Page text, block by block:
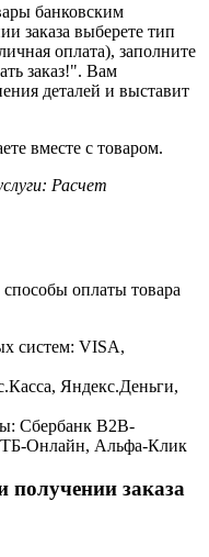
банковским
заказа выберете тип
оплата), заполните
заказ!". Вам
деталей и выставит
вместе с товаром.
Расчет
оплаты товара
систем: VISA,
Яндекс.Деньги,
Сбербанк B2B-
Онлайн, Альфа-Клик
заказа